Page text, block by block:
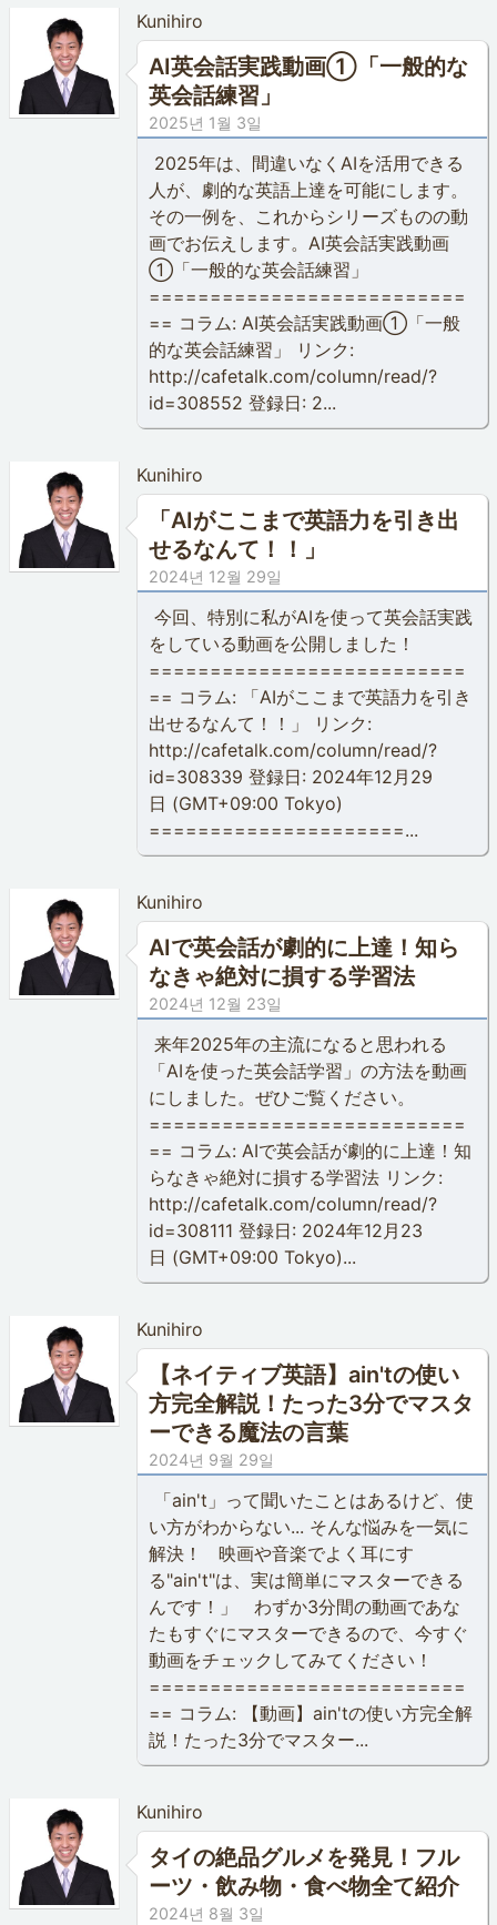
Kunihiro
AI英会話実践動画①「一般的な
英会話練習」
2025년 1월 3일
2025年は、間違いなくAIを活用できる
人が、劇的な英語上達を可能にします。
その一例を、これからシリーズものの動
画でお伝えします。AI英会話実践動画
①「一般的な英会話練習」
==========================
== コラム: AI英会話実践動画①「一般
的な英会話練習」 リンク:
http://cafetalk.com/column/read/?
id=308552 登録日: 2...
Kunihiro
「AIがここまで英語力を引き出
せるなんて！！」
2024년 12월 29일
今回、特別に私がAIを使って英会話実践
をしている動画を公開しました！
==========================
== コラム: 「AIがここまで英語力を引き
出せるなんて！！」 リンク:
http://cafetalk.com/column/read/?
id=308339 登録日: 2024年12月29
日 (GMT+09:00 Tokyo)
=====================...
Kunihiro
AIで英会話が劇的に上達！知ら
なきゃ絶対に損する学習法
2024년 12월 23일
来年2025年の主流になると思われる
「AIを使った英会話学習」の方法を動画
にしました。ぜひご覧ください。
==========================
== コラム: AIで英会話が劇的に上達！知
らなきゃ絶対に損する学習法 リンク:
http://cafetalk.com/column/read/?
id=308111 登録日: 2024年12月23
日 (GMT+09:00 Tokyo)...
Kunihiro
【ネイティブ英語】ain'tの使い
方完全解説！たった3分でマスタ
ーできる魔法の言葉
2024년 9월 29일
「ain't」って聞いたことはあるけど、使
い方がわからない... そんな悩みを一気に
解決！ 映画や音楽でよく耳にす
る"ain't"は、実は簡単にマスターできる
んです！」 わずか3分間の動画であな
たもすぐにマスターできるので、今すぐ
動画をチェックしてみてください！
==========================
== コラム: 【動画】ain'tの使い方完全解
説！たった3分でマスター...
Kunihiro
タイの絶品グルメを発見！フル
ーツ・飲み物・食べ物全て紹介
2024년 8월 3일